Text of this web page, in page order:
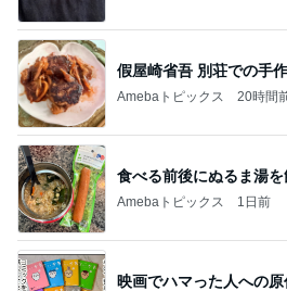
假屋崎省吾 別荘での手
Amebaトピックス 20時間
食べる前後にぬるま湯
Amebaトピックス 1日前
映画でハマった人への原